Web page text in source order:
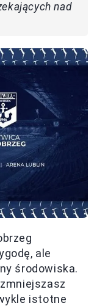
nad
ale
środowiska.
istotne